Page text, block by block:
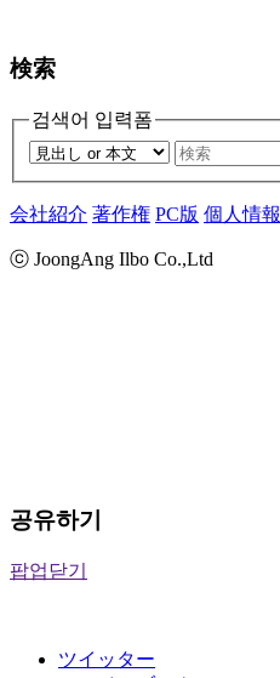
検索
검색어 입력폼
会社紹介 著作権 PC版 個人情報
ⓒ JoongAng Ilbo Co.,Ltd
공유하기
팝업닫기
ツイッター